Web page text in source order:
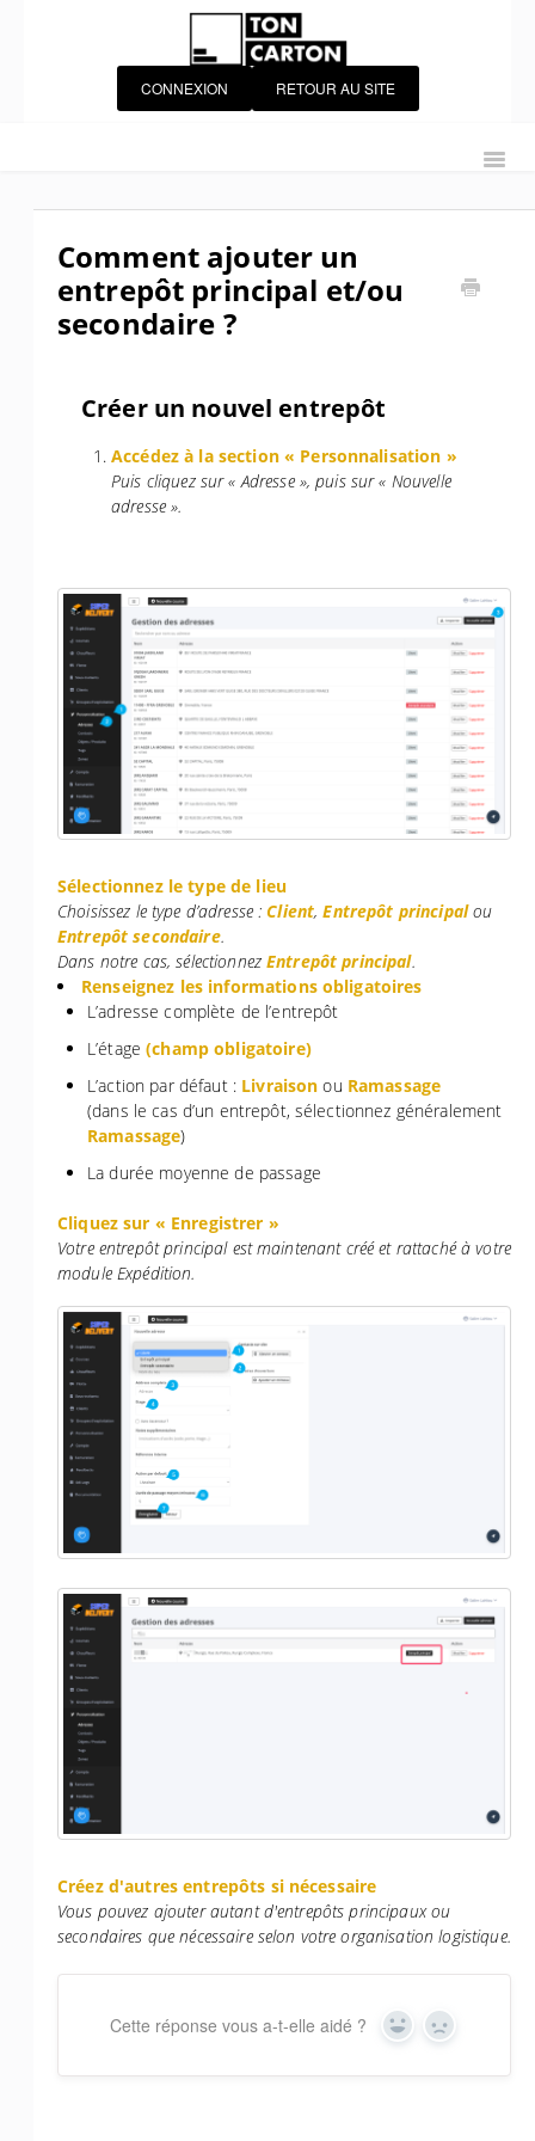
CONNEXION RETOUR AU SITE
Gestion des utilisateurs
Personnalisation de Toncarton
Grilles tarifaires
Télématique
IoT
Comment ajouter un
entrepôt principal et/ou
secondaire ?
Créer un nouvel entrepôt
Accédez à la section « Personnalisation »
Puis cliquez sur « Adresse », puis sur « Nouvelle
adresse ».
Sélectionnez le type de lieu
Choisissez le type d’adresse :Client,Entrepôt principalou
Entrepôt secondaire.
Dans notre cas, sélectionnezEntrepôt principal.
Renseignez les informations obligatoires
L’adresse complète de l’entrepôt
L’étage(champ obligatoire)
L’action par défaut : Livraison ou Ramassage
(dans le cas d’un entrepôt, sélectionnez généralement
Ramassage)
La durée moyenne de passage
Cliquez sur « Enregistrer »
Votre entrepôt principal est maintenant créé et rattaché à votre
module Expédition.
Créez d'autres entrepôts si nécessaire
Vous pouvez ajouter autant d'entrepôts principaux ou
secondaires que nécessaire selon votre organisation logistique.
Cette réponse vous a-t-elle aidé ? Yes No